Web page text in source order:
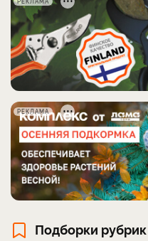
РЕКЛАМА
Подборки рубрик